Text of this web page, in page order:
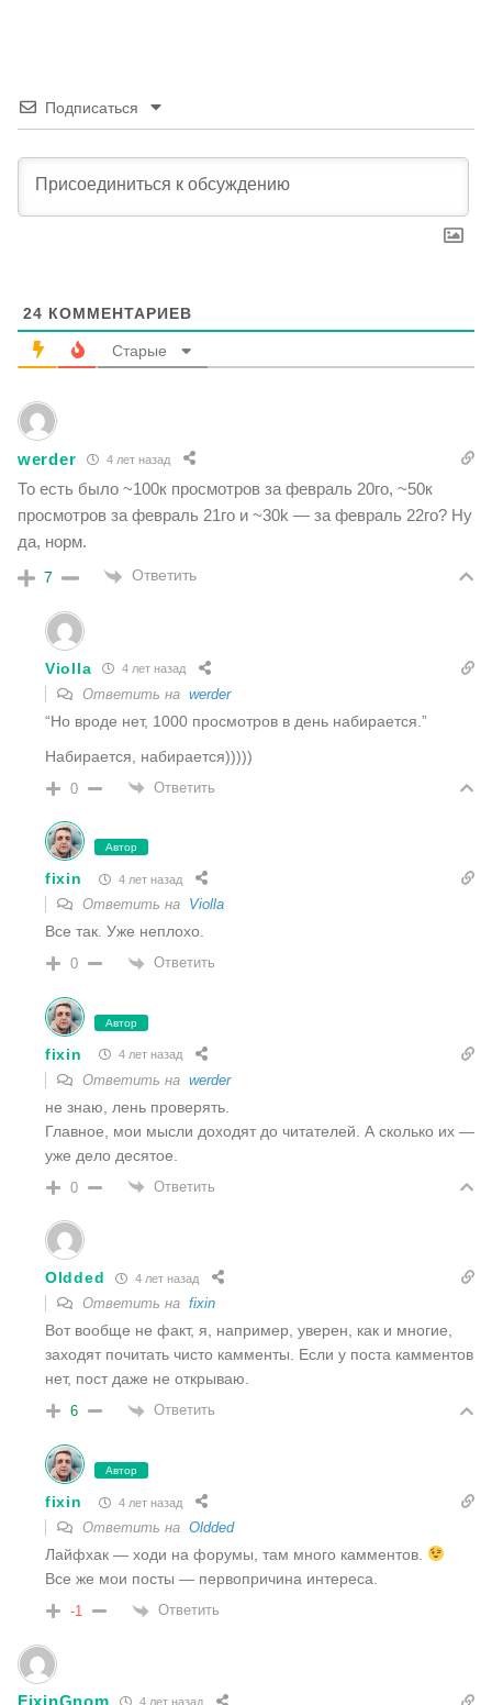
Подписаться
24 КОММЕНТАРИЕВ
Старые
werder 4 лет назад
То есть было ~100к просмотров за февраль 20го, ~50к
просмотров за февраль 21го и ~30k — за февраль 22го? Ну
да, норм.
7 Ответить
Violla 4 лет назад
Ответить на werder
“Но вроде нет, 1000 просмотров в день набирается.”
Набирается, набирается)))))
0 Ответить
Автор
fixin 4 лет назад
Ответить на Violla
Все так. Уже неплохо.
0 Ответить
Автор
fixin 4 лет назад
Ответить на werder
не знаю, лень проверять.
Главное, мои мысли доходят до читателей. А сколько их —
уже дело десятое.
0 Ответить
Oldded 4 лет назад
Ответить на fixin
Вот вообще не факт, я, например, уверен, как и многие,
заходят почитать чисто камменты. Если у поста камментов
нет, пост даже не открываю.
6 Ответить
Автор
fixin 4 лет назад
Ответить на Oldded
Лайфхак — ходи на форумы, там много камментов.
Все же мои посты — первопричина интереса.
-1 Ответить
FixinGnom 4 лет назад